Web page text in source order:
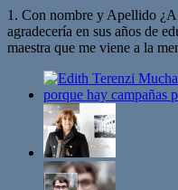
1. Con nombre y Apellido ¿A
agradecería en sus años de
maestra que me viene a la